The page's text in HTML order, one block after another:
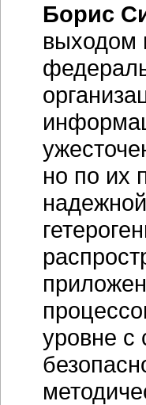
Борис
выходом
но по их
уровне с